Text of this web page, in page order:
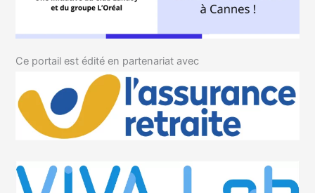
Ce portail est édité en partenariat avec